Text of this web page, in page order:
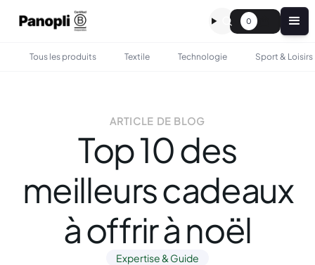
0
Tous les produits Textile Technologie Sport & Loisirs
ARTICLE DE BLOG
Top 10 des
meilleurs cadeaux
à offrir à noël
Expertise & Guide